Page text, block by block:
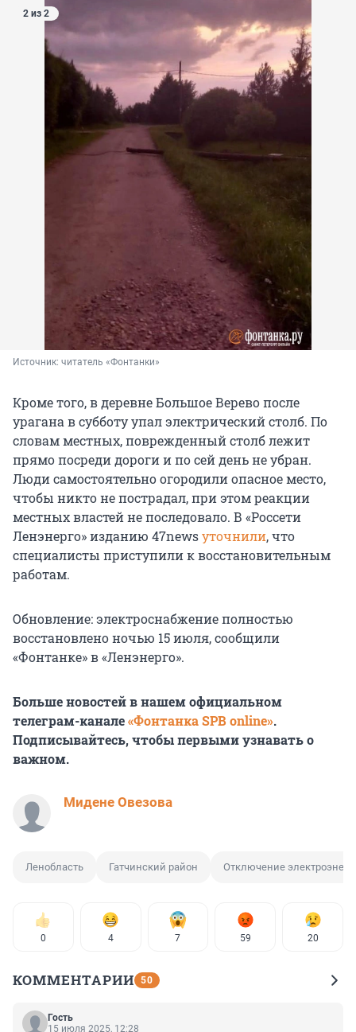
2 из 2
Источник: читатель «Фонтанки»
Кроме того, в деревне Большое Верево после
урагана в субботу упал электрический столб. По
словам местных, поврежденный столб лежит
прямо посреди дороги и по сей день не убран.
Люди самостоятельно огородили опасное место,
чтобы никто не пострадал, при этом реакции
местных властей не последовало. В «Россети
Ленэнерго» изданию 47newsуточнили, что
специалисты приступили к восстановительным
работам.
Обновление: электроснабжение полностью
восстановлено ночью 15 июля, сообщили
«Фонтанке» в «Ленэнерго».
Больше новостей в нашем официальном
телеграм-канале«Фонтанка SPB online».
Подписывайтесь, чтобы первыми узнавать о
важном.
Мидене Овезова
Ленобласть Гатчинский район Отключение
0 4 7 59 20
КОММЕНТАРИИ 50
Гость
15 июля 2025, 12:28